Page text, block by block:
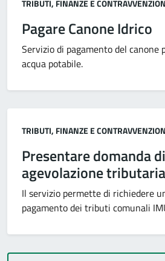
TRIBUTI, FINANZE E
Pagare Canone Idrico
Servizio di pagamento del canone
acqua potabile.
Categoria:
TRIBUTI, FINANZE E
Presentare domanda di
agevolazione tributaria
Il servizio permette di richiedere
pagamento dei tributi comunali